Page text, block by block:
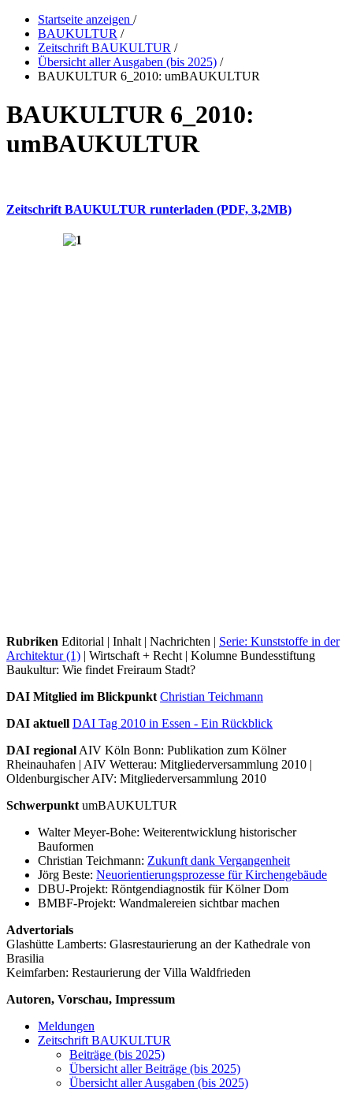
Startseite anzeigen /
BAUKULTUR /
Zeitschrift BAUKULTUR /
Übersicht aller Ausgaben (bis 2025) /
BAUKULTUR 6_2010: umBAUKULTUR
BAUKULTUR 6_2010:
umBAUKULTUR
Zeitschrift BAUKULTUR runterladen (PDF, 3,2MB)
Rubriken Editorial | Inhalt | Nachrichten | Serie: Kunststoffe in der
Architektur (1) | Wirtschaft + Recht | Kolumne Bundesstiftung
Baukultur: Wie findet Freiraum Stadt?
DAI Mitglied im Blickpunkt Christian Teichmann
DAI aktuell DAI Tag 2010 in Essen - Ein Rückblick
DAI regional AIV Köln Bonn: Publikation zum Kölner
Rheinauhafen | AIV Wetterau: Mitgliederversammlung 2010 |
Oldenburgischer AIV: Mitgliederversammlung 2010
Schwerpunkt umBAUKULTUR
Walter Meyer-Bohe: Weiterentwicklung historischer
Bauformen
Christian Teichmann: Zukunft dank Vergangenheit
Jörg Beste: Neuorientierungsprozesse für Kirchengebäude
DBU-Projekt: Röntgendiagnostik für Kölner Dom
BMBF-Projekt: Wandmalereien sichtbar machen
Advertorials
Glashütte Lamberts: Glasrestaurierung an der Kathedrale von
Brasilia
Keimfarben: Restaurierung der Villa Waldfrieden
Autoren, Vorschau, Impressum
Meldungen
Zeitschrift BAUKULTUR
Beiträge (bis 2025)
Übersicht aller Beiträge (bis 2025)
Übersicht aller Ausgaben (bis 2025)